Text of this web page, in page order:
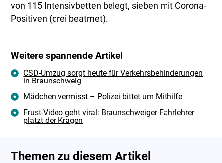
von 115 Intensivbetten belegt, sieben mit Corona-
Positiven (drei beatmet).
Weitere spannende Artikel
CSD-Umzug sorgt heute für Verkehrsbehinderungen
in Braunschweig
Mädchen vermisst – Polizei bittet um Mithilfe
Frust-Video geht viral: Braunschweiger Fahrlehrer
platzt der Kragen
Themen zu diesem Artikel